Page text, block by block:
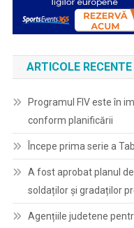
ARTICOLE RECENTE
Programul FIV este în
conform planificării
Începe prima serie a
A fost aprobat planul
soldaților și gradaților
Agențiile judetene